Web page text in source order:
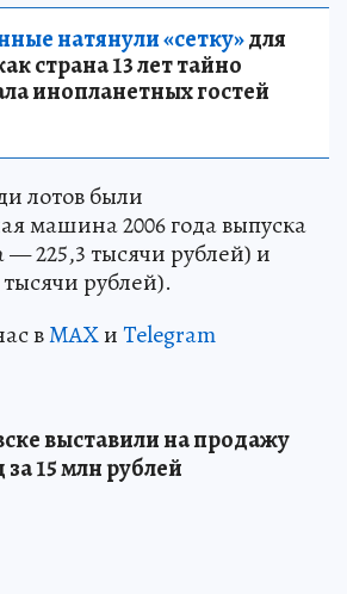
натянули «сетку»для
страна 13 лет тайно
инопланетных гостей
лотов были
машина 2006 года выпуска
— 225,3 тысячи рублей) и
рублей).
вMAXиTelegram
выставили на продажу
15 млн рублей